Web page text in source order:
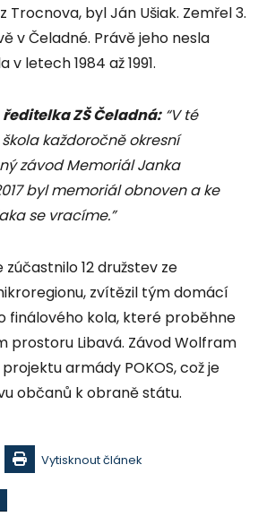
Trocnova, byl Ján Ušiak. Zemřel 3.
v Čeladné. Právě jeho nesla
v letech 1984 až 1991.
ZŠ Čeladná:“V té
každoročně okresní
závod Memoriál Janka
byl memoriál obnoven a ke
se vracíme.”
12 družstev ze
zvítězil tým domácí
finálového kola, které proběhne
prostoru Libavá. Závod Wolfram
armády POKOS, což je
občanů k obraně státu.
Vytisknout článek